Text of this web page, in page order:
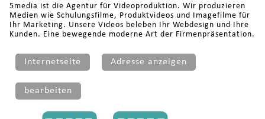
5media ist die Agentur für Videoproduktion. Wir produzieren
Medien wie Schulungsfilme, Produktvideos und Imagefilme für
Ihr Marketing. Unsere Videos beleben Ihr Webdesign und Ihre
Kunden. Eine bewegende moderne Art der Firmenpräsentation.
Internetseite Adresse anzeigen
bearbeiten